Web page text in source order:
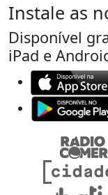
Instale as
Disponível
iPad e